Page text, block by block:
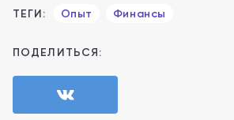
ТЕГИ: Опыт Финансы
ПОДЕЛИТЬСЯ: